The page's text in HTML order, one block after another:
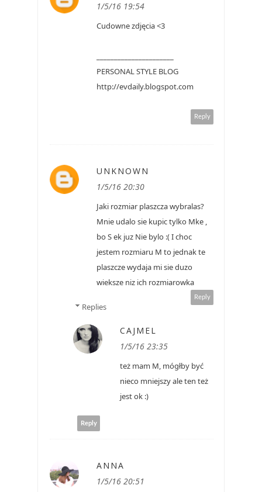
1/5/16 19:54
Cudowne zdjęcia <3
PERSONAL STYLE BLOG
http://evdaily.blogspot.com
Reply
UNKNOWN
1/5/16 20:30
Jaki rozmiar plaszcza wybralas?
Mnie udalo sie kupic tylko Mke ,
bo S ek juz Nie bylo :( I choc
jestem rozmiaru M to jednak te
plaszcze wydaja mi sie duzo
wieksze niz ich rozmiarowka
Reply
Replies
CAJMEL
1/5/16 23:35
też mam M, mógłby być
nieco mniejszy ale ten też
jest ok :)
Reply
ANNA
1/5/16 20:51